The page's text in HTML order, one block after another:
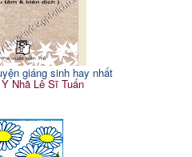
giáng sinh hay nhất
Y Nhã Lê Sĩ Tuấn